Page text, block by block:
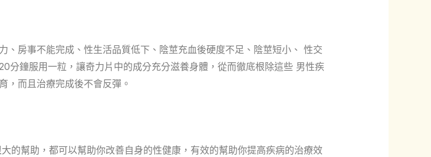
房事不能完成、性生活品質低下、陰莖充血後硬度不足、陰莖短小、 性交
分鐘服用一粒，讓奇力片中的成分充分滋養身體，從而徹底根除這些 男性疾
，而且治療完成後不會反彈。
的幫助，都可以幫助你改善自身的性健康，有效的幫助你提高疾病的治療效